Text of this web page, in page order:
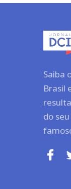
Saiba
Brasil
do